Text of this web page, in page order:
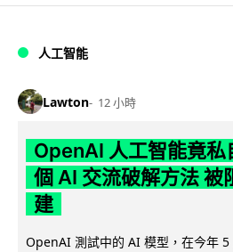
人工智能
Lawton 12 小時
OpenAI 人工智能竟私
個 AI 交流破解方法 被
建
OpenAI 測試中的 AI 模型，在今年